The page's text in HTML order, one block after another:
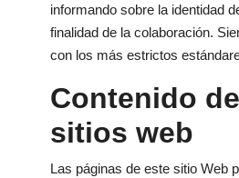
informando sobre la identidad
finalidad de la colaboración.
con los más estrictos
Contenido
sitios web
Las páginas de este sitio Web